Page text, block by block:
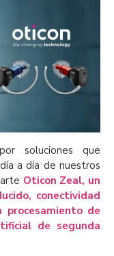
soluciones que
a día de nuestros
Oticon Zeal, un
conectividad
procesamiento de
de segunda